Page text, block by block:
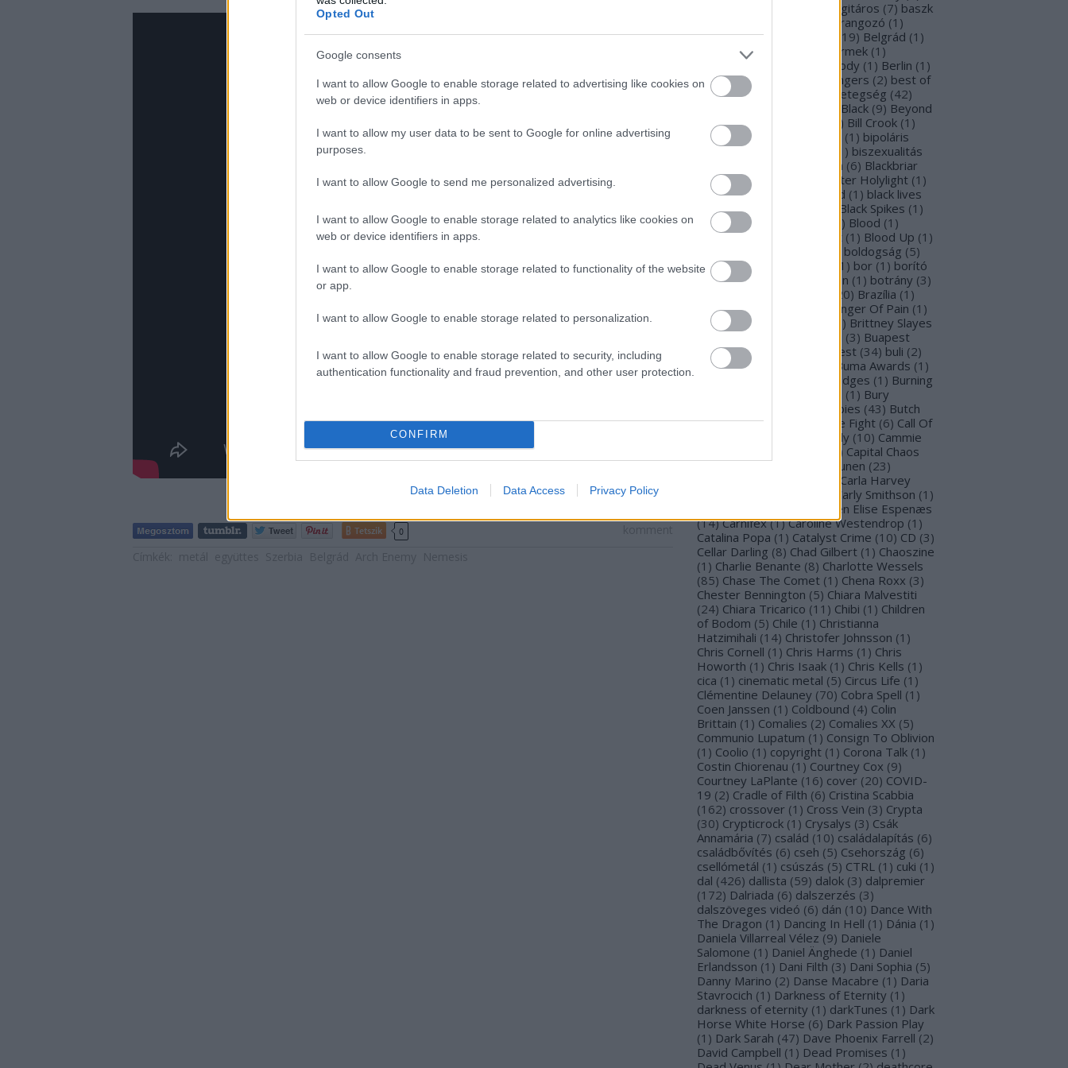
Opted Out
Google consents
I want to allow Google to enable storage related to advertising like cookies on
web or device identifiers in apps.
I want to allow my user data to be sent to Google for online advertising
purposes.
I want to allow Google to send me personalized advertising.
I want to allow Google to enable storage related to analytics like cookies on
web or device identifiers in apps.
I want to allow Google to enable storage related to functionality of the website
or app.
I want to allow Google to enable storage related to personalization.
I want to allow Google to enable storage related to security, including
authentication functionality and fraud prevention, and other user protection.
CONFIRM
Data Deletion Data Access Privacy Policy
Tetszik 0
basszusgitáros (7) baszk
beharangozó (1 )
Behemoth (1 19) Belgrád (1 )
Bella Perron
belső gyermek (1 )
Ben Moody (1 ) Berlin (1 )
Besnyő Gabi
Beste Zangers (2) best of
album (1) beszámoló betegség (42)
Beyond The Black (9) Beyond
The Matrix
) Bill Crook (1 )
Binder Laura
(1 ) bipoláris
zavar (1) ) biszexualitás
Blabbermouth (6) Blackbriar
) Blackguard Blackwater Holylight (1 )
Black Anima
Black Gold (1 ) black lives
matter (1 Black Spikes (1 )
Black X-mas
) Blood (1 )
Bloodstock
Blood Blast (1 ) Blood Up (1 )
boldogság (5)
Bologna (1 1 ) bor (1 ) borító
70) borítókép Bosorkun (1 ) botrány (3)
20) Brazília (1 )
Break In ( Bringer Of Pain (1 )
Bring Me To Life
) Brittney Slayes
(3) Buapest
Aréna (2) búcsú Budapest (34) buli (2)
Bullet for M Valentine
Buma Awards (1 )
Burning Bridges (1 ) Burning
(1 ) Bury
Butcher Babies (43) Butch
Vig (2) Cadaveria Cage Fight (6) Call Of
Cammie Beverly (10) Cammie
) Capital Chaos
TV (1) Capri (1 Capri Virkkunen (23)
Carla Harvey
Carly Smithson (1 )
Carmen Elise Espenæs
(14) Carnifex (1) Caroline Westendrop (1 )
Catalina Popa (1 ) Catalyst Crime (10) CD (3)
Cellar Darling (8) Chad Gilbert (1 ) Chaoszine
(1 ) Charlie Benante (8) Charlotte Wessels
(85) Chase The Comet (1 ) Chena Roxx (3)
Chester Bennington (5) Chiara Malvestiti
(24) Chiara Tricarico (11 ) Chibi (1 ) Children
of Bodom (5) Chile (1 ) Christianna
Hatzimihali (14) Christofer Johnsson (1 )
Chris Cornell (1 ) Chris Harms (1 ) Chris
Howorth (1 ) Chris Isaak (1 ) Chris Kells (1 )
cica (1 ) cinematic metal (5) Circus Life (1 )
Clémentine Delauney (70) Cobra Spell (1 )
Coen Janssen (1 ) Coldbound (4) Colin
Brittain (1 ) Comalies (2) Comalies XX (5)
Communio Lupatum (1 ) Consign To Oblivion
(1 ) Coolio (1 ) copyright (1 ) Corona Talk (1 )
Costin Chiorenau (1 ) Courtney Cox (9)
Courtney LaPlante (16) cover (20) COVID-
19 (2) Cradle of Filth (6) Cristina Scabbia
(162) crossover (1 ) Cross Vein (3) Crypta
(30) Crypticrock (1 ) Crysalys (3) Csák
Annamária (7) család (10) családalapítás (6)
családbővítés (6) cseh (5) Csehország (6)
csellómetál (1 ) csúszás (5) CTRL (1 ) cuki (1 )
dal (426) dallista (59) dalok (3) dalpremier
(172) Dalriada (6) dalszerzés (3)
dalszöveges videó (6) dán (10) Dance With
The Dragon (1 ) Dancing In Hell (1 ) Dánia (1 )
Daniela Villarreal Vélez (9) Daniele
Salomone (1 ) Daniel Änghede (1 ) Daniel
Erlandsson (1 ) Dani Filth (3) Dani Sophia (5)
Danny Marino (2) Danse Macabre (1 ) Daria
Stavrocich (1 ) Darkness of Eternity (1 )
darkness of eternity (1 ) darkTunes (1 ) Dark
Horse White Horse (6) Dark Passion Play
(1 ) Dark Sarah (47) Dave Phoenix Farrell (2)
David Campbell (1 ) Dead Promises (1 )